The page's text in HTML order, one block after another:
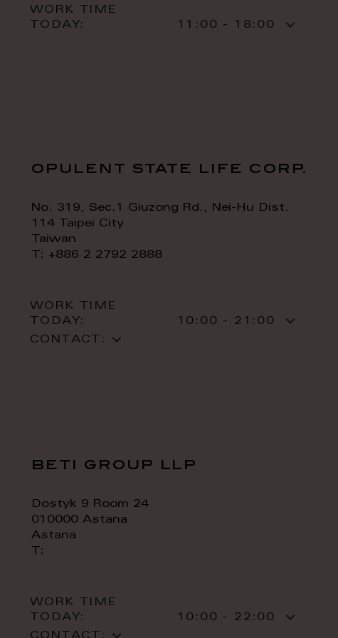
WORK TIME
TODAY:
11:00 - 18:00
opulent state life corp.
No. 319, Sec.1 Giuzong Rd., Nei-Hu Dist.
114 Taipei City
Taiwan
T: +886 2 2792 2888
WORK TIME
TODAY:
10:00 - 21:00
CONTACT:
beti group llp
Dostyk 9 Room 24
010000 Astana
Astana
T:
WORK TIME
TODAY:
10:00 - 22:00